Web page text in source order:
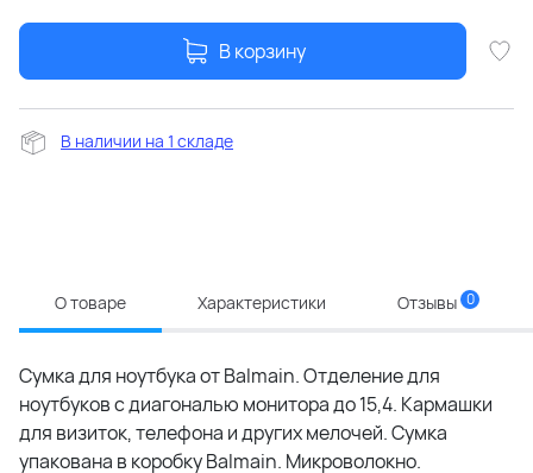
В корзину
В наличии на 1 складе
О товаре Характеристики Отзывы 0
Сумка для ноутбука от Balmain. Отделение для
ноутбуков с диагональю монитора до 15,4. Кармашки
для визиток, телефона и других мелочей. Сумка
упакована в коробку Balmain. Микроволокно.